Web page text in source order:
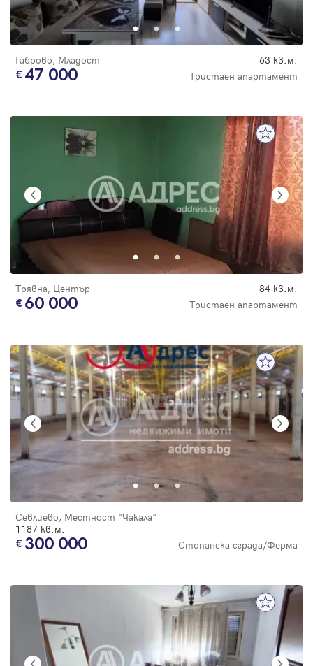
Габрово, Младост 63 кв.м.
47 000 Тристаен апартамент
Трявна, Център 84 кв.м.
60 000 Тристаен апартамент
Севлиево, Местност "Чакала"
1187 кв.м.
300 000 Стопанска сграда/Ферма